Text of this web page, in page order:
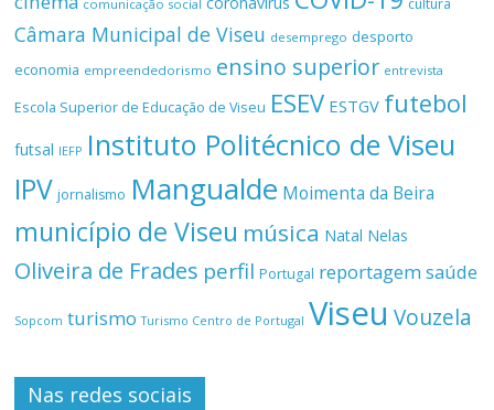
comunicação social cultura
Câmara Municipal de Viseu desemprego desporto
economia empreendedorismo ensino superior entrevista
Escola Superior de Educação de Viseu ESEV ESTGV futebol
futsal IEFP Instituto Politécnico de Viseu
IPV jornalismo Mangualde Moimenta da Beira
município de Viseu música Natal Nelas
Oliveira de Frades perfil Portugal reportagemsaúde
Sopcom turismo Turismo Centro de Portugal Viseu Vouzela
Nas redes sociais